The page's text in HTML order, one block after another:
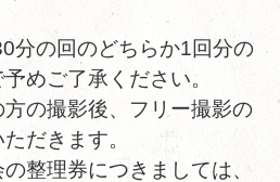
分の回のどちらか1回分の
めご了承ください。
方の撮影後、フリー撮影の
だきます。
整理券につきましては、